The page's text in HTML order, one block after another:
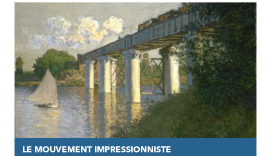
LE MOUVEMENT IMPRESSIONNISTE